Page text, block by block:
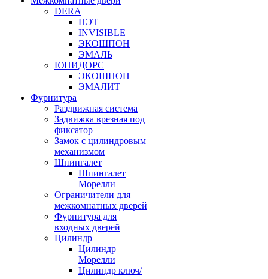
DERA
ПЭТ
INVISIBLE
ЭКОШПОН
ЭМАЛЬ
ЮНИДОРС
ЭКОШПОН
ЭМАЛИТ
Фурнитура
Раздвижная система
Задвижка врезная под
фиксатор
Замок с цилиндровым
механизмом
Шпингалет
Шпингалет
Морелли
Ограничители для
межкомнатных дверей
Фурнитура для
входных дверей
Цилиндр
Цилиндр
Морелли
Цилиндр ключ/